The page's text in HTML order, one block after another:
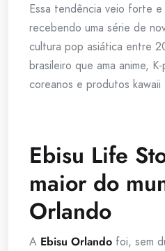
Essa tendência veio forte
recebendo uma série de
cultura pop asiática entre
brasileiro que ama anime,
coreanos e produtos kawaii
Ebisu Life
maior do
Orlando
A Ebisu Orlando foi, sem